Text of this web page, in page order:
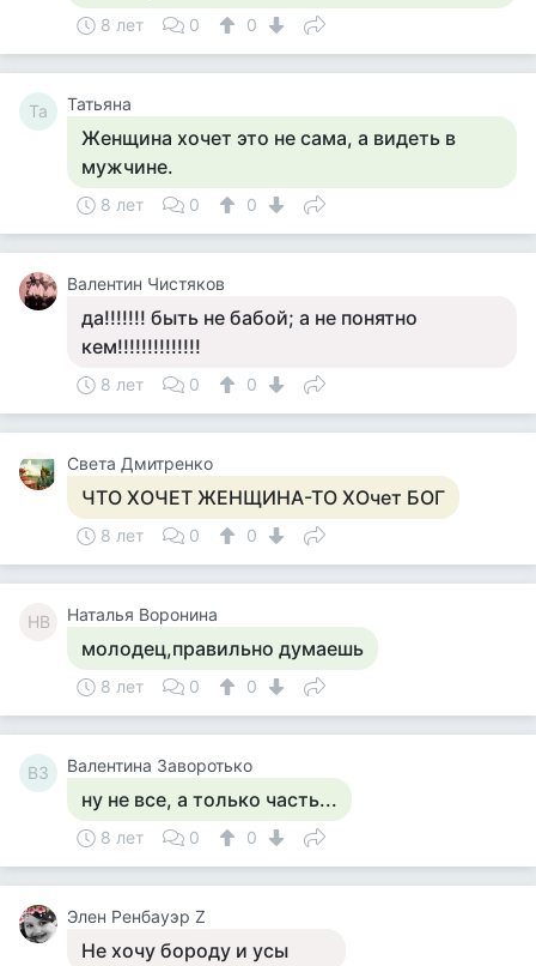
8 лет 0 0
Та Татьяна
Женщина хочет это не сама, а видеть в
мужчине.
8 лет 0 0
Валентин Чистяков
да!!!!!!! быть не бабой; а не понятно
кем!!!!!!!!!!!!!!
8 лет 0 0
Света Дмитренко
ЧТО ХОЧЕТ ЖЕНЩИНА-ТО ХОчет БОГ
8 лет 0 0
НВ Наталья Воронина
молодец,правильно думаешь
8 лет 0 0
ВЗ Валентина Заворотько
ну не все, а только часть...
8 лет 0 0
Элен Ренбауэр Z
Не хочу бороду и усы